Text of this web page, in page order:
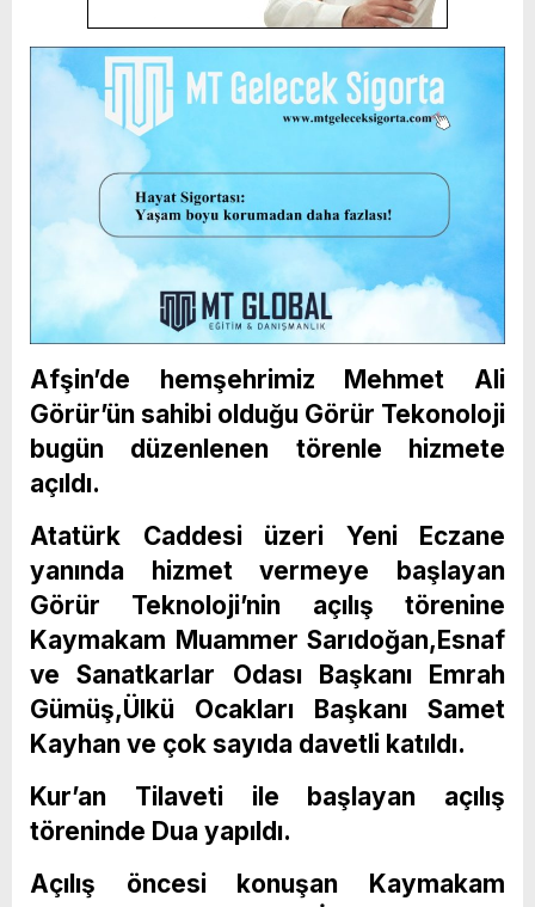
Afşin’de hemşehrimiz Mehmet Ali
Görür’ün sahibi olduğu Görür Tekonoloji
bugün düzenlenen törenle hizmete
açıldı.
Atatürk Caddesi üzeri Yeni Eczane
yanında hizmet vermeye başlayan
Görür Teknoloji’nin açılış törenine
Kaymakam Muammer Sarıdoğan,Esnaf
ve Sanatkarlar Odası Başkanı Emrah
Gümüş,Ülkü Ocakları Başkanı Samet
Kayhan ve çok sayıda davetli katıldı.
Kur’an Tilaveti ile başlayan açılış
töreninde Dua yapıldı.
Açılış öncesi konuşan Kaymakam